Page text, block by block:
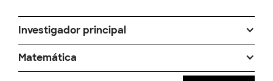
Investigador principal
Matemática